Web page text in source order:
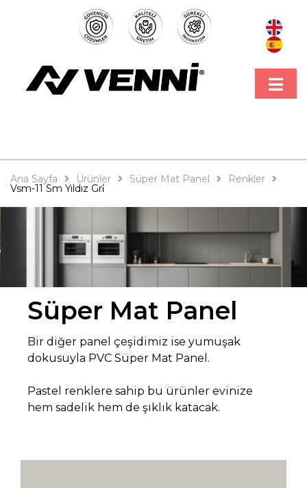
Ana Sayfa Ürünler Süper Mat Panel Renkler
Vsm-11 Sm Yıldız Gri̇
Süper Mat Panel
Bir diğer panel çeşidimiz ise yumuşak
dokusuyla PVC Süper Mat Panel.
Pastel renklere sahip bu ürünler evinize
hem sadelik hem de şıklık katacak.